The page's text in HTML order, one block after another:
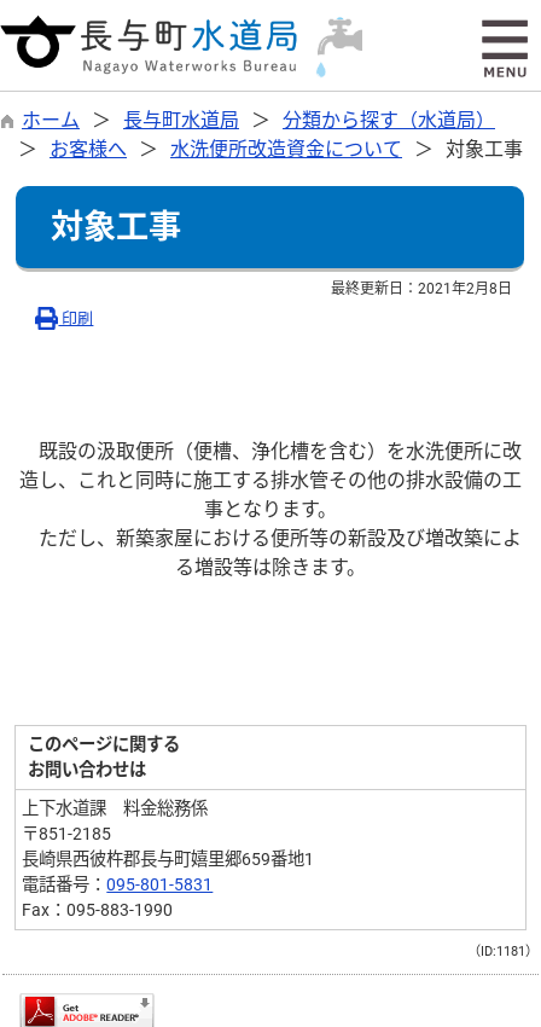
ホーム 長与町水道局
分類から探す（水道局）
お客様へ
水洗便所改造資金について 対象工事
対象工事
最終更新日：2021年2月8日
印刷
既設の汲取便所（便槽、浄化槽を含む）を水洗便所に改
造し、これと同時に施工する排水管その他の排水設備の工
事となります。
ただし、新築家屋における便所等の新設及び増改築によ
る増設等は除きます。
このページに関する
お問い合わせは
上下水道課 料金総務係
〒851-2185
長崎県西彼杵郡長与町嬉里郷659番地1
電話番号：095-801-5831
Fax：095-883-1990
（ID:1181）